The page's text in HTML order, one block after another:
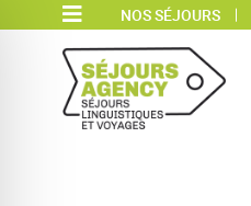
NOS SÉJOURS